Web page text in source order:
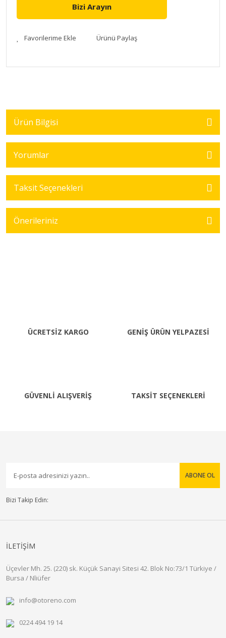
Bizi Arayın
Ürünü Paylaş
Ürün Bilgisi
Yorumlar
Taksit Seçenekleri
Önerileriniz
ÜCRETSİZ KARGO GENİŞ ÜRÜN YELPAZESİ
GÜVENLİ ALIŞVERİŞ TAKSİT SEÇENEKLERİ
ABONE OL
Bizi Takip Edin:
İLETİŞİM
Üçevler Mh. 25. (220) sk. Küçük Sanayi Sitesi 42. Blok No:73/1 Türkiye /
Bursa / Nliüfer
info@otoreno.com
0224 494 19 14